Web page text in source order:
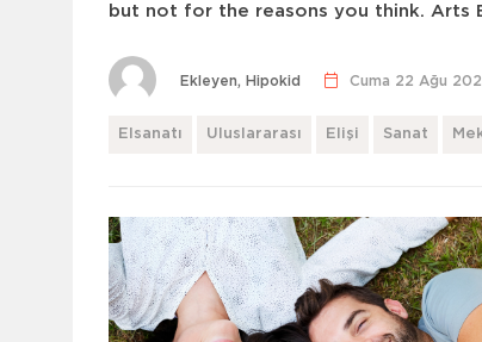
but not for the reasons you think. Arts
Ekleyen, Hipokid Cuma 22 Ağu
Elsanatı Uluslararası Elişi Sanat